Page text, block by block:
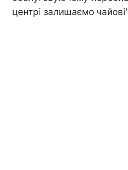
центрі залишаємо